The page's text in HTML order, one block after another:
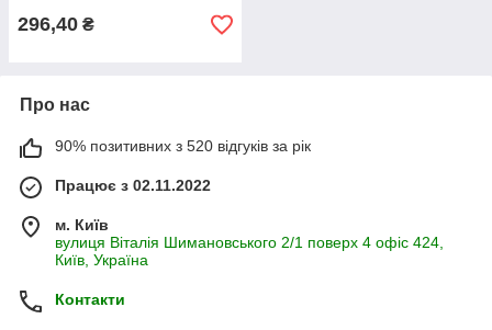
296,40 ₴
Про нас
90% позитивних з 520 відгуків за рік
Працює з 02.11.2022
м. Київ
вулиця Віталія Шимановського 2/1 поверх 4 офіс 424,
Київ, Україна
Контакти